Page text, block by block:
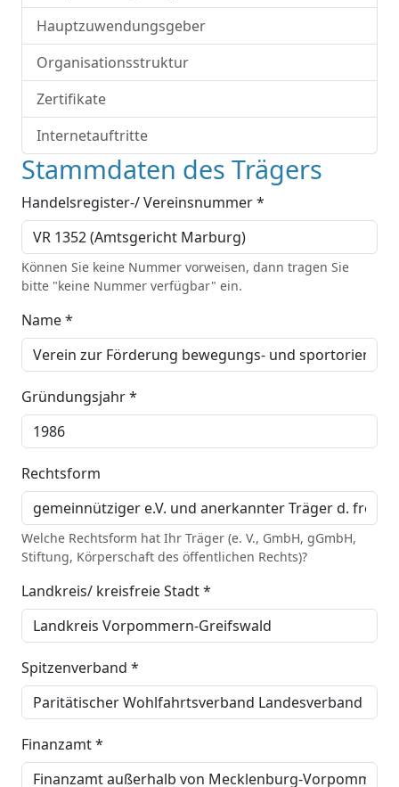
Hauptzuwendungsgeber
Organisationsstruktur
Zertifikate
Internetauftritte
Stammdaten des Trägers
Handelsregister-/ Vereinsnummer *
Können Sie keine Nummer vorweisen, dann tragen Sie
bitte "keine Nummer verfügbar" ein.
Name *
Gründungsjahr *
Rechtsform
Welche Rechtsform hat Ihr Träger (e. V., GmbH, gGmbH,
Stiftung, Körperschaft des öffentlichen Rechts)?
Landkreis/ kreisfreie Stadt *
Spitzenverband *
Finanzamt *